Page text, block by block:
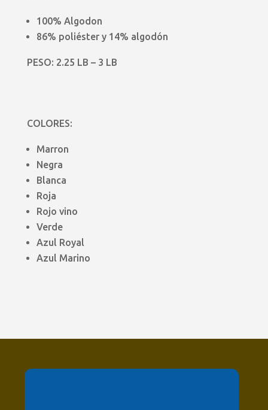
100% Algodon
86% poliéster y 14% algodón
PESO: 2.25 LB – 3 LB
COLORES:
Marron
Negra
Blanca
Roja
Rojo vino
Verde
Azul Royal
Azul Marino